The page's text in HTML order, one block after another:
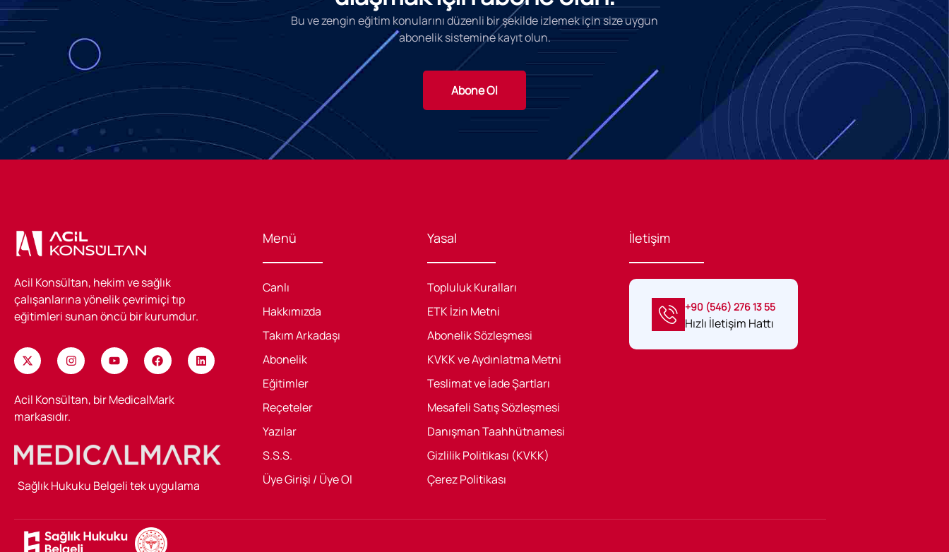
Bu ve zengin eğitim konularını düzenli bir şekilde izlemek için size uygun
abonelik sistemine kayıt olun.
Abone Ol
Acil Konsültan, hekim ve sağlık
çalışanlarına yönelik çevrimiçi tıp
eğitimleri sunan öncü bir kurumdur.
Acil Konsültan, bir MedicalMark
markasıdır.
Menü
Canlı
Hakkımızda
Takım Arkadaşı
Abonelik
Eğitimler
Reçeteler
Yazılar
S.S.S.
Üye Girişi / Üye Ol
Yasal
Topluluk Kuralları
ETK İzin Metni
Abonelik Sözleşmesi
KVKK ve Aydınlatma Metni
Teslimat ve İade Şartları
Mesafeli Satış Sözleşmesi
Danışman Taahhütnamesi
Gizlilik Politikası (KVKK)
Çerez Politikası
İletişim
+90 (546) 276 13 55
Hızlı İletişim Hattı
Sağlık Hukuku Belgeli tek uygulama